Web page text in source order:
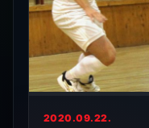
2020.09.22.